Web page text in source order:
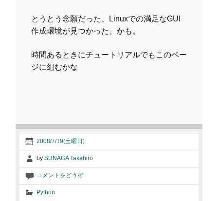
とうとう念願だった、Linuxでの満足なGUI
作成環境が見つかった。かも。
時間あるときにチュートリアルでもこのペー
ジに組むかな
2008/7/19(土曜日)
by SUNAGA Takahiro
コメントをどうぞ
Python